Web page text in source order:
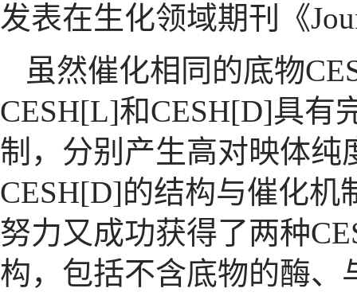
发表在生化领域期刊《
虽然催化相同的底物
CESH[L]和CESH[D]具有
制，分别产生高对映体纯
CESH[D]的结构与催化机
努力又成功获得了两种
构，包括不含底物的酶、